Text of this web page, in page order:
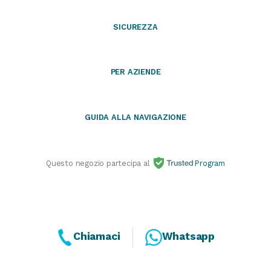
SICUREZZA
PER AZIENDE
GUIDA ALLA NAVIGAZIONE
Questo negozio partecipa al Program
Chiamaci Whatsapp